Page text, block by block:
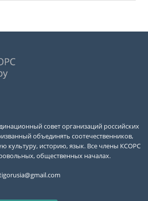
совет организаций российских
объединять соотечественников,
культуру, историю, язык. Все члены КСОРС
общественных началах.